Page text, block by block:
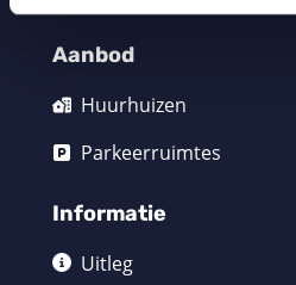
Aanbod
Huurhuizen
Parkeerruimtes
Informatie
Uitleg